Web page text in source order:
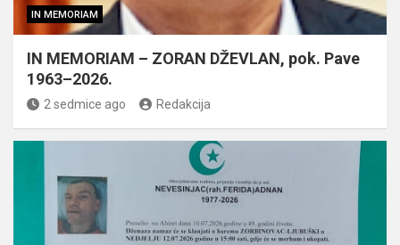
IN MEMORIAM
IN MEMORIAM – ZORAN DŽEVLAN, pok. Pave
1963–2026.
2 sedmice ago Redakcija